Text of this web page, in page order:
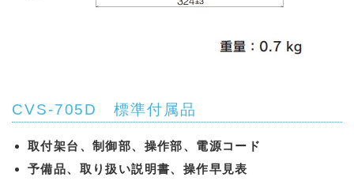
CVS-705D 標準付属品
取付架台、制御部、操作部、電源コード
予備品、取り扱い説明書、操作早見表